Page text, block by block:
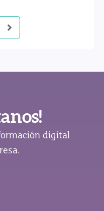
digital